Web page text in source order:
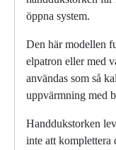
öppna system.
Den här modellen
elpatron eller med
användas som så
uppvärmning med
Handdukstorken
inte att komplettera